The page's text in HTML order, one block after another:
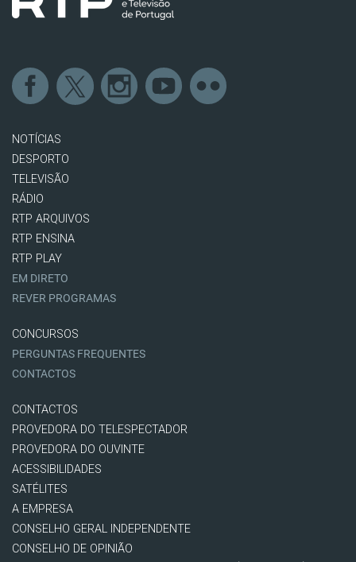
NOTÍCIAS
DESPORTO
TELEVISÃO
RÁDIO
RTP ARQUIVOS
RTP ENSINA
RTP PLAY
EM DIRETO
REVER PROGRAMAS
CONCURSOS
PERGUNTAS FREQUENTES
CONTACTOS
CONTACTOS
PROVEDORA DO TELESPECTADOR
PROVEDORA DO OUVINTE
ACESSIBILIDADES
SATÉLITES
A EMPRESA
CONSELHO GERAL INDEPENDENTE
CONSELHO DE OPINIÃO